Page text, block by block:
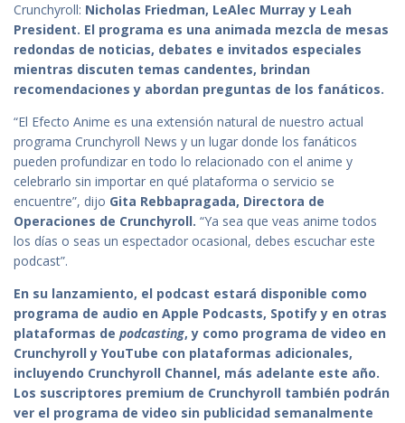
Crunchyroll: Nicholas Friedman, LeAlec Murray y Leah
President. El programa es una animada mezcla de mesas
redondas de noticias, debates e invitados especiales
mientras discuten temas candentes, brindan
recomendaciones y abordan preguntas de los fanáticos.
“El Efecto Anime es una extensión natural de nuestro actual
programa Crunchyroll News y un lugar donde los fanáticos
pueden profundizar en todo lo relacionado con el anime y
celebrarlo sin importar en qué plataforma o servicio se
encuentre”, dijo Gita Rebbapragada, Directora de
Operaciones de Crunchyroll. “Ya sea que veas anime todos
los días o seas un espectador ocasional, debes escuchar este
podcast”.
En su lanzamiento, el podcast estará disponible como
programa de audio en Apple Podcasts, Spotify y en otras
plataformas de podcasting, y como programa de video en
Crunchyroll y YouTube con plataformas adicionales,
incluyendo Crunchyroll Channel, más adelante este año.
Los suscriptores premium de Crunchyroll también podrán
ver el programa de video sin publicidad semanalmente